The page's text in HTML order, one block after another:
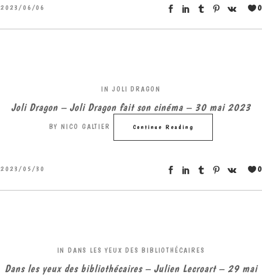
2023/06/06 0
IN JOLI DRAGON
Joli Dragon – Joli Dragon fait son cinéma – 30 mai 2023
BY NICO GALTIER Continue Reading
2023/05/30 0
IN DANS LES YEUX DES BIBLIOTHÉCAIRES
Dans les yeux des bibliothécaires – Julien Lecroart – 29 mai